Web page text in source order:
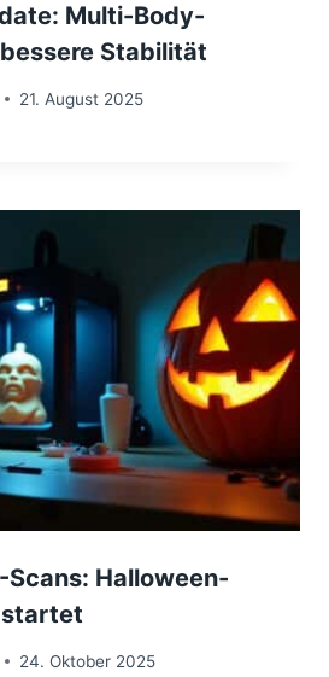
Multi-Body-
Stabilität
21. August 2025
Scans: Halloween-
24. Oktober 2025